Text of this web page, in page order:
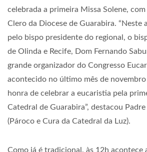
celebrada a primeira Missa Solene,
Clero da Diocese de Guarabira. “Neste
pelo bispo presidente do regional, o
de Olinda e Recife, Dom Fernando
grande organizador do Congresso
acontecido no último mês de novembro
honra de celebrar a eucaristia pela
Catedral de Guarabira”, destacou
(Pároco e Cura da Catedral da Luz).
Como já é tradicional, às 12h acontece